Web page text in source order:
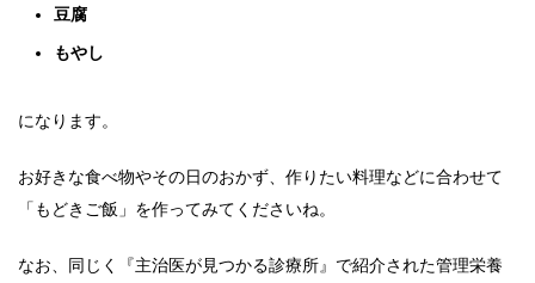
豆腐
もやし
になります。
お好きな食べ物やその日のおかず、作りたい料理などに合わせて
「もどきご飯」を作ってみてくださいね。
なお、同じく『主治医が見つかる診療所』で紹介された管理栄養